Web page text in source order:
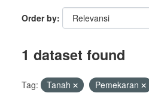
Order by
1 dataset found
Tag: Tanah Pemekaran